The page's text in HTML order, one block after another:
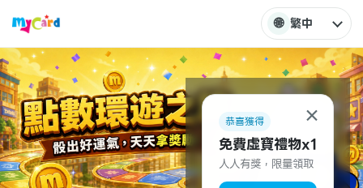
🌐 繁中
×
恭喜獲得
免費虛寶禮物x1
人人有獎，限量領取